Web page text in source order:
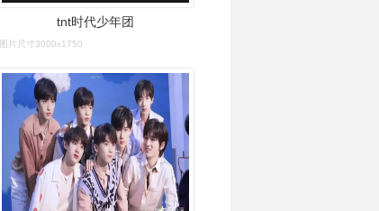
tnt时代少年团
图片尺寸3000x1750